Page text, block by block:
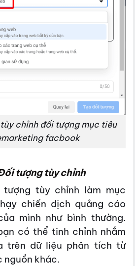
chỉnh đối tượng mục tiêu
facbook
tượng tùy chỉnh
tùy chỉnh làm mục
chiến dịch quảng cáo
mình như bình thường.
có thể tinh chỉnh nhắm
trên dữ liệu phân tích từ
nguồn khác.